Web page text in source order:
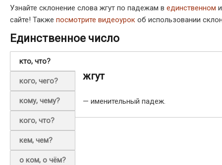
Узнайте склонение слова жгут по падежам в единственном
сайте! Также посмотрите видеоурок об использовании
Единственное число
кто, что?
кого, чего?
кому, чему?
кого, что?
кем, чем?
о ком, о чём?
жгут
— именительный падеж.